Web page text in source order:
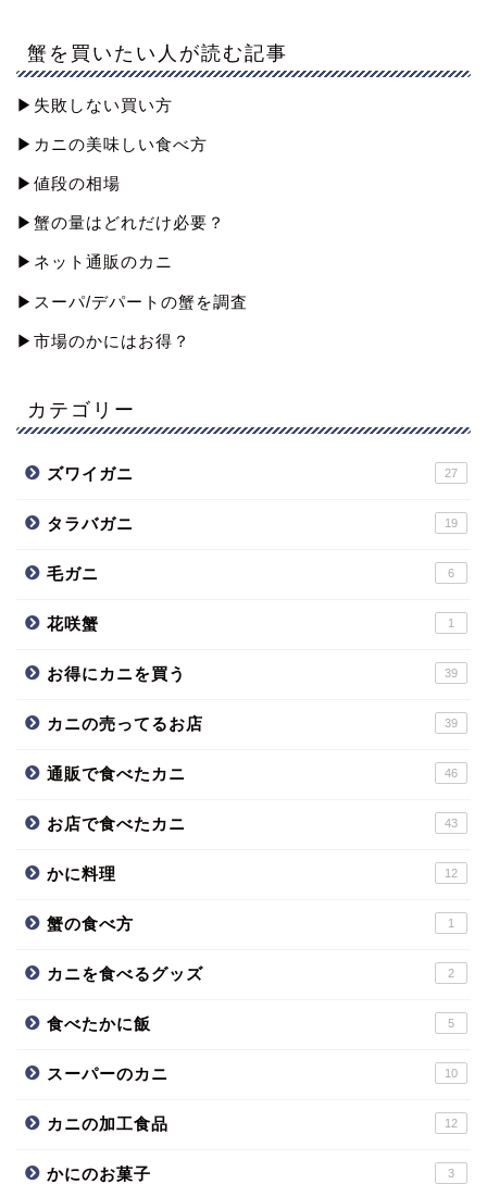
蟹を買いたい人が読む記事
▶︎失敗しない買い方
▶︎カニの美味しい食べ方
▶︎値段の相場
▶︎蟹の量はどれだけ必要？
▶︎ネット通販のカニ
▶︎スーパ/デパートの蟹を調査
▶︎市場のかにはお得？
カテゴリー
ズワイガニ 27
タラバガニ 19
毛ガニ 6
花咲蟹 1
お得にカニを買う 39
カニの売ってるお店 39
通販で食べたカニ 46
お店で食べたカニ 43
かに料理 12
蟹の食べ方 1
カニを食べるグッズ 2
食べたかに飯 5
スーパーのカニ 10
カニの加工食品 12
かにのお菓子 3